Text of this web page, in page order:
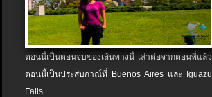
ตอนนี้เป็นตอนจบของเส้นทางนี้ เล่าต่อจากตอนที่แล้ว
ตอนนี้เป็นประสบกาณ์ที่ Buenos Aires และ Iguazu
Falls